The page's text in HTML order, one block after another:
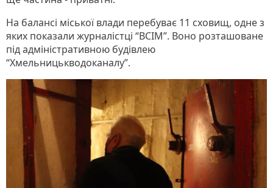
На балансі міської влади перебуває 11 сховищ, одне з
яких показали журналістці “ВСІМ”. Воно розташоване
під адміністративною будівлею
“Хмельницькводоканалу”.